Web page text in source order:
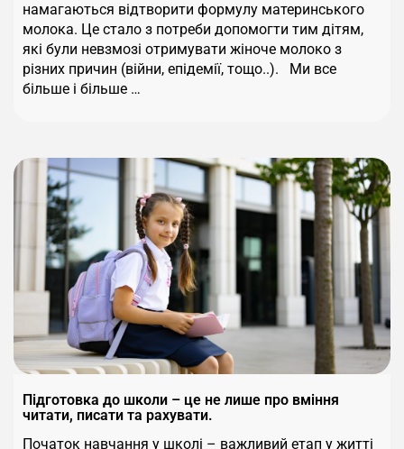
намагаються відтворити формулу материнського
молока. Це стало з потреби допомогти тим дітям,
які були невзмозі отримувати жіноче молоко з
різних причин (війни, епідемії, тощо..). Ми все
більше і більше …
Підготовка до школи – це не лише про вміння
читати, писати та рахувати.
Початок навчання у школі – важливий етап у житті